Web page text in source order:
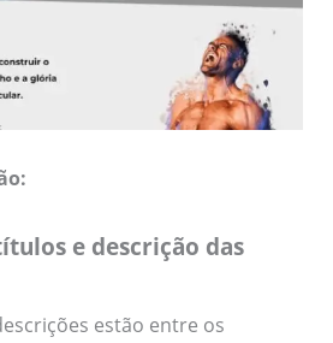
e descrição das
estão entre os